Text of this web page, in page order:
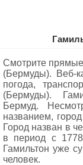
Смотрите прямые
(Бермуды). Веб-
погода,
(Бермуды).
Бермуд.
названием,
Город назван в
в период с
Гамильтон уже
человек.